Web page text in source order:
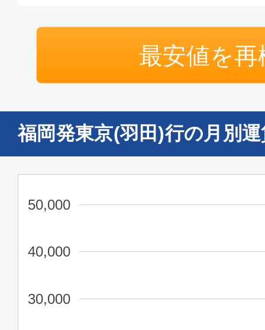
普通席
福岡
東京(
SFJ040
普通席
福岡
07:00
東京(
SFJ044
普通席
11:50
最安値を再
福岡発東京(羽田)行の月別
30,000
40,000
50,000